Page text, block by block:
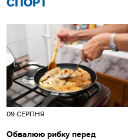
09 СЕРПНЯ
Обвалюю рибку перед